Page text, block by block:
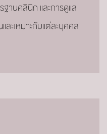
านคลินิก และการดูแล
ละเหมาะกับแต่ละบุคคล